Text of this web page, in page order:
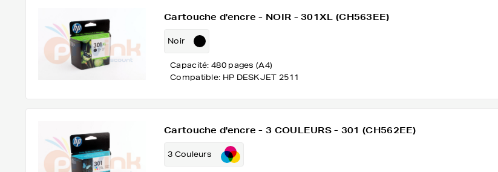
Cartouche d'encre - NOIR - 301XL (CH563EE)
Noir
Capacité: 480 pages (A4)
Compatible: HP DESKJET 2511
Cartouche d'encre - 3 COULEURS - 301 (CH562EE)
3 Couleurs